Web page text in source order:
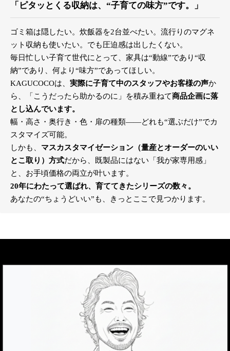
「ピタッとくる収納は、“子育ての味方”です。」
ゴミ箱は隠したい。炊飯器を2台並べたい。流行りのマグネ
ット収納も使いたい。でも圧迫感は出したくない。
毎日忙しい子育て世代にとって、家具は“動線”であり“収
納”であり、何より“味方”であってほしい。
KAGUCOCOは、 実際に子育て中のスタッフやお客様の声か
ら、「こうだったら助かるのに」を積み重ねて商品企画に落
とし込んでいます。
幅・高さ・奥行き・色・扉の種類――どれも“選ぶだけ”でカ
スタマイズ可能。
しかも、 マスカスタマイゼーション（量産とオーダーのいい
とこ取り）方式だから、既製品にはない「我が家専用感」
と、お手頃価格の両立が叶います。
20年にわたって選ばれ、育ててきたシリーズの数々。
あなたの“ちょうどいい”も、きっとここで見つかります。